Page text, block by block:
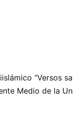
“Versos
Medio de la